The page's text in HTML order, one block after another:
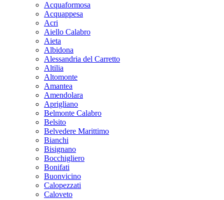
Acquaformosa
Acquappesa
Acri
Aiello Calabro
Aieta
Albidona
Alessandria del Carretto
Altilia
Altomonte
Amantea
Amendolara
Aprigliano
Belmonte Calabro
Belsito
Belvedere Marittimo
Bianchi
Bisignano
Bocchigliero
Bonifati
Buonvicino
Calopezzati
Caloveto